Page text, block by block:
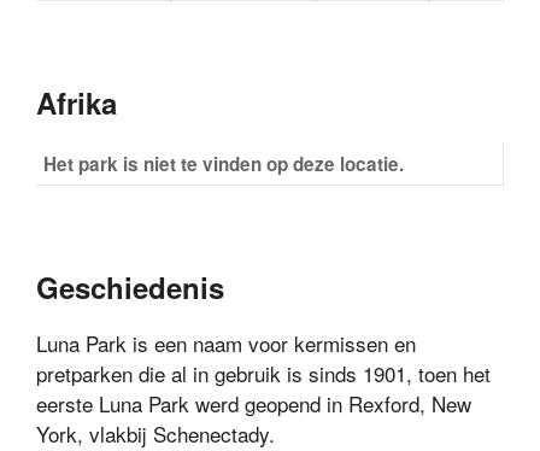
Afrika
Het park is niet te vinden op deze locatie.
Geschiedenis
Luna Park is een naam voor kermissen en
pretparken die al in gebruik is sinds 1901, toen het
eerste Luna Park werd geopend in Rexford, New
York, vlakbij Schenectady.